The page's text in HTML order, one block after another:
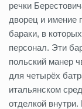
речки
дворец и имение
бараки, в
персонал. Эти
польский манер
для четырёх
итальянском
отделкой